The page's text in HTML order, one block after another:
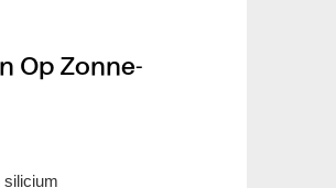
Op Zonne-
silicium